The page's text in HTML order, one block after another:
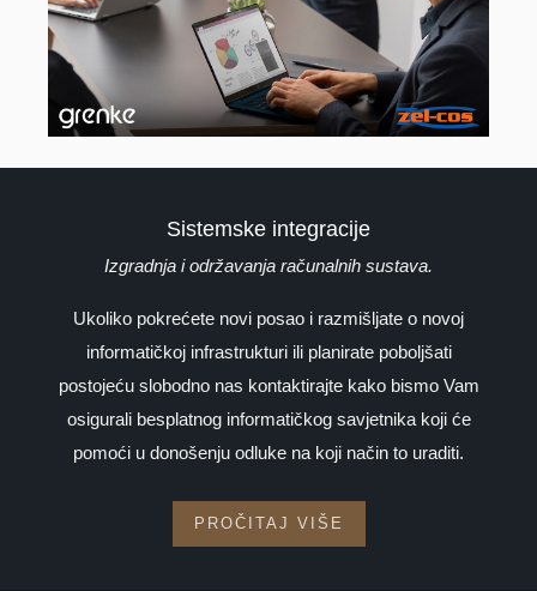
Sistemske integracije
Izgradnja i održavanja računalnih sustava.
Ukoliko pokrećete novi posao i razmišljate o novoj
informatičkoj infrastrukturi ili planirate poboljšati
postojeću slobodno nas kontaktirajte kako bismo Vam
osigurali besplatnog informatičkog savjetnika koji će
pomoći u donošenju odluke na koji način to uraditi.
PROČITAJ VIŠE